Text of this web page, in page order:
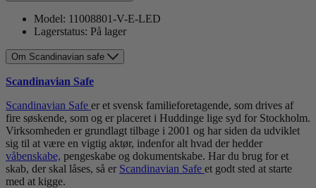
Model: 11008801-V-E-LED
Lagerstatus: På lager
Om Scandinavian safe
Scandinavian Safe
Scandinavian Safe er et svensk familieforetagende, som drives af
fire søskende, som og er placeret i Huddinge lige syd for Stockholm.
Virksomheden er grundlagt tilbage i 2001 og har siden da udviklet
sig til at være en vigtig aktør, indenfor alt hvad der hedder
våbenskabe, pengeskabe og dokumentskabe. Har du brug for et
skab, der skal låses, så er Scandinavian Safe et godt sted at starte
med at kigge.